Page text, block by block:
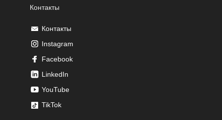
Контакты
Контакты
Instagram
Facebook
LinkedIn
YouTube
TikTok